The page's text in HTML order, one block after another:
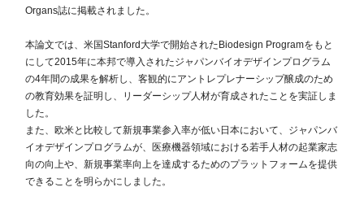
Organs誌に掲載されました。
本論文では、米国Stanford大学で開始されたBiodesign Programをもと
にして2015年に本邦で導入されたジャパンバイオデザインプログラム
の4年間の成果を解析し、客観的にアントレプレナーシップ醸成のため
の教育効果を証明し、リーダーシップ人材が育成されたことを実証しま
した。
また、欧米と比較して新規事業参入率が低い日本において、ジャパンバ
イオデザインプログラムが、医療機器領域における若手人材の起業家志
向の向上や、新規事業率向上を達成するためのプラットフォームを提供
できることを明らかにしました。